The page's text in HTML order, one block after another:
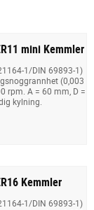
mini Kemmler
1/DIN 69893-1)
(0,003
rpm. A = 60 mm, D =
kylning.
Kemmler
1/DIN 69893-1)